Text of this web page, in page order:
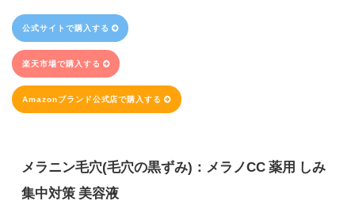
公式サイトで購入する
楽天市場で購入する
Amazonブランド公式店で購入する
メラニン毛穴(毛穴の黒ずみ)：メラノCC 薬用 しみ
集中対策 美容液